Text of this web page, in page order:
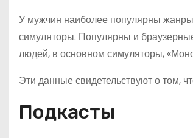
У мужчин наиболее популярны
симуляторы. Популярны и
людей, в основном симуляторы,
Эти данные свидетельствуют о том,
Подкасты